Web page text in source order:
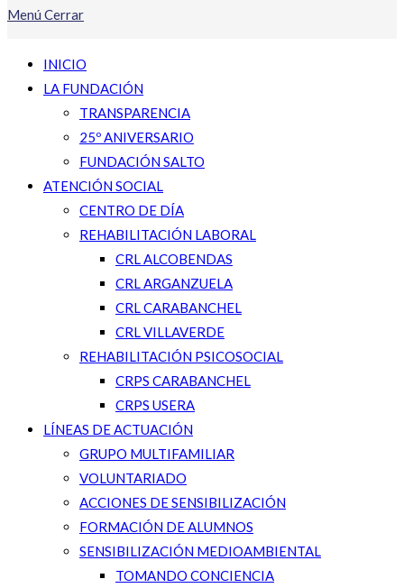
Menú Cerrar
INICIO
LA FUNDACIÓN
TRANSPARENCIA
25º ANIVERSARIO
FUNDACIÓN SALTO
ATENCIÓN SOCIAL
CENTRO DE DÍA
REHABILITACIÓN LABORAL
CRL ALCOBENDAS
CRL ARGANZUELA
CRL CARABANCHEL
CRL VILLAVERDE
REHABILITACIÓN PSICOSOCIAL
CRPS CARABANCHEL
CRPS USERA
LÍNEAS DE ACTUACIÓN
GRUPO MULTIFAMILIAR
VOLUNTARIADO
ACCIONES DE SENSIBILIZACIÓN
FORMACIÓN DE ALUMNOS
SENSIBILIZACIÓN MEDIOAMBIENTAL
TOMANDO CONCIENCIA